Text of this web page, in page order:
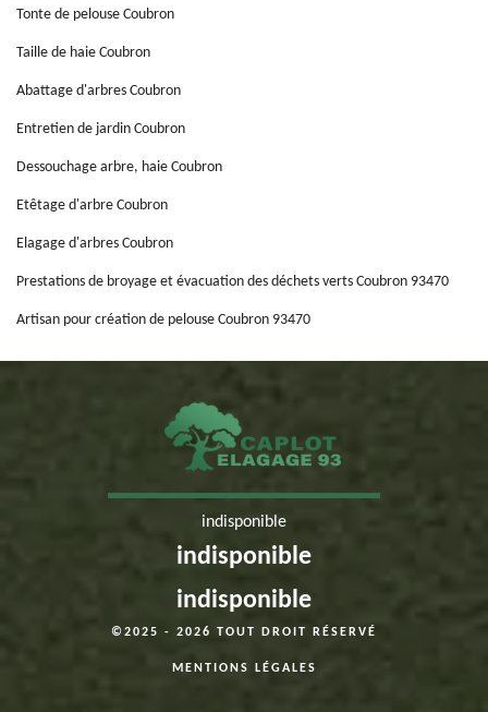
Tonte de pelouse Coubron
Taille de haie Coubron
Abattage d'arbres Coubron
Entretien de jardin Coubron
Dessouchage arbre, haie Coubron
Etêtage d'arbre Coubron
Elagage d'arbres Coubron
Prestations de broyage et évacuation des déchets verts Coubron 93470
Artisan pour création de pelouse Coubron 93470
indisponible
indisponible
indisponible
©2025 - 2026 TOUT DROIT RÉSERVÉ
MENTIONS LÉGALES